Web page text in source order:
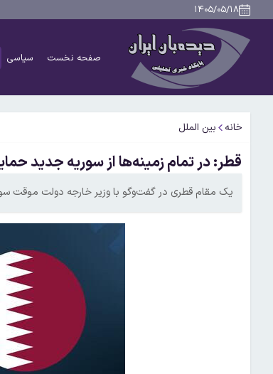
۱۴۰۵/۰۵/۱۸
صفحه نخست سیاسی
خانه بین الملل
قطر: در تمام زمینه‌ها از سوریه جدید
یک مقام قطری در گفت‌وگو با وزیر خارجه دولت موقت